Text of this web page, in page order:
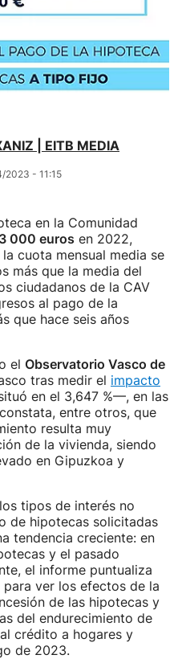
| EITB MEDIA
2023 - 11:15
en la Comunidad
000 euros en 2022,
cuota mensual media se
más que la media del
ciudadanos de la CAV
al pago de la
que hace seis años
el Observatorio Vasco de
tras medir el impacto
en el 3,647 %—, en las
entre otros, que
resulta muy
de la vivienda, siendo
en Gipuzkoa y
tipos de interés no
de hipotecas solicitadas
tendencia creciente: en
y el pasado
el informe puntualiza
ver los efectos de la
de las hipotecas y
del endurecimiento de
crédito a hogares y
de 2023.